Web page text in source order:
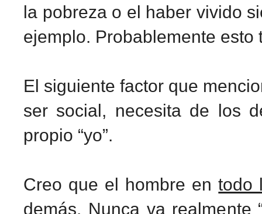
la pobreza o el haber vivido
ejemplo. Probablemente esto
El siguiente factor que
ser social, necesita de los
propio “yo”.
Creo que el hombre entodo
demás. Nunca va realmente